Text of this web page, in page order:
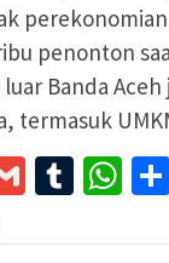
penonton
Banda
termasuk
GmailTumblr